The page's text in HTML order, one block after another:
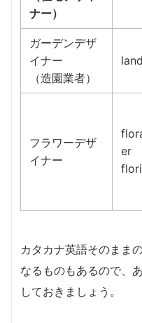
ナー）
ガーデンデザ
イナー
（造園業者）
フラワーデザ
イナー
er
カタカナ英語そのまま
なるものもあるので、
しておきましょう。